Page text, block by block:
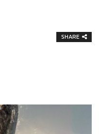
SHARE